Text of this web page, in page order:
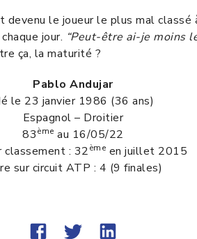
le joueur le plus mal
jour. “Peut-être ai-je moins
ça, la maturité ?
Pablo Andujar
le 23 janvier 1986 (36 ans)
Espagnol – Droitier
83ème au 16/05/22
classement : 32ème en juillet 2015
sur circuit ATP : 4 (9 finales)